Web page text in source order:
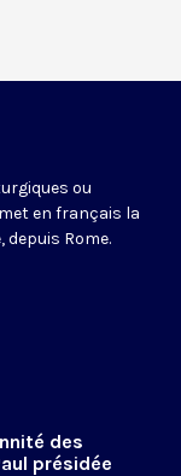
ou
en français la
Rome.
des
présidée